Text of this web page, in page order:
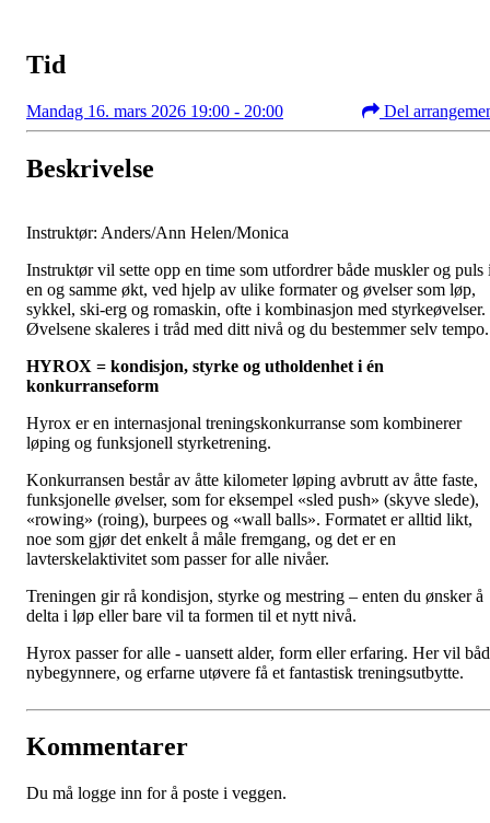
Tid
Mandag 16. mars 2026 19:00 - 20:00 Del
Beskrivelse
Instruktør: Anders/Ann Helen/Monica
Instruktør vil sette opp en time som utfordrer både muskler og puls
en og samme økt, ved hjelp av ulike formater og øvelser som løp,
sykkel, ski-erg og romaskin, ofte i kombinasjon med styrkeøvelser.
Øvelsene skaleres i tråd med ditt nivå og du bestemmer selv tempo.
HYROX = kondisjon, styrke og utholdenhet i én
konkurranseform
Hyrox er en internasjonal treningskonkurranse som kombinerer
løping og funksjonell styrketrening.
Konkurransen består av åtte kilometer løping avbrutt av åtte faste,
funksjonelle øvelser, som for eksempel «sled push» (skyve slede),
«rowing» (roing), burpees og «wall balls». Formatet er alltid likt,
noe som gjør det enkelt å måle fremgang, og det er en
lavterskelaktivitet som passer for alle nivåer.
Treningen gir rå kondisjon, styrke og mestring – enten du ønsker å
delta i løp eller bare vil ta formen til et nytt nivå.
Hyrox passer for alle - uansett alder, form eller erfaring. Her vil
nybegynnere, og erfarne utøvere få et fantastisk treningsutbytte.
Kommentarer
Du må logge inn for å poste i veggen.